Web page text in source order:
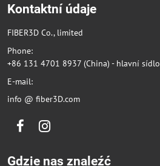
Kontaktní údaje
FIBER3D Co., limited
Phone:
+86 131 4701 8937 (China) - hlavní sídlo
E-mail:
info @ fiber3D.com
FacebookInstagram
Gdzie nas znaleźć